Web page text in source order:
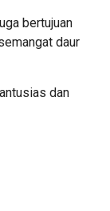
bertujuan
daur
dan